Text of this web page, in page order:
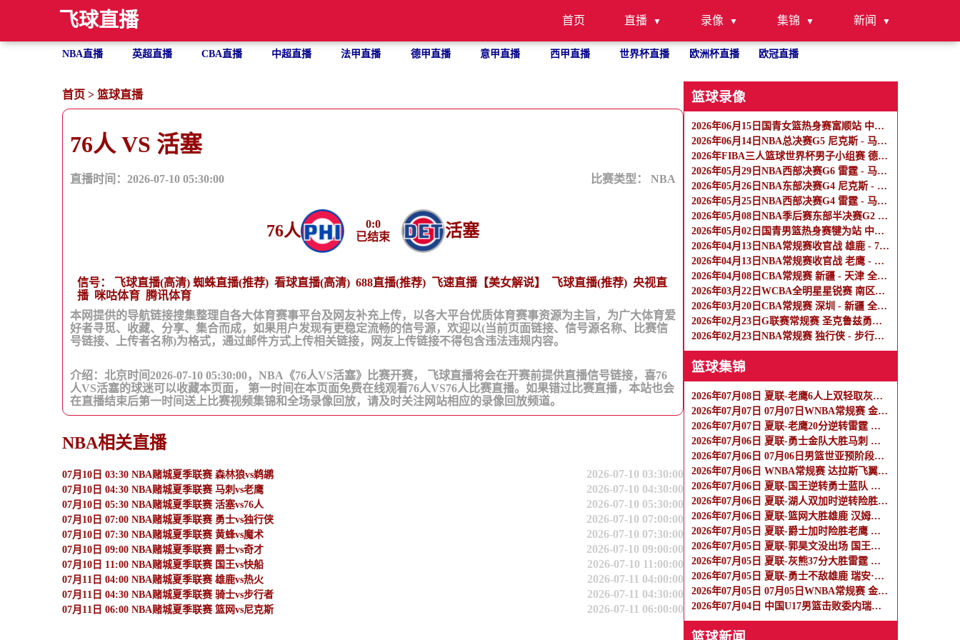
飞球直播 首页 直播 录像 集锦 新闻
NBA直播 英超直播 CBA直播 中超直播 法甲直播 德甲直播 意甲直播 西甲直播 世界杯直播 欧洲杯直播 欧冠直播
首页 > 篮球直播
76人 VS 活塞
直播时间：2026-07-10 05:30:00 比赛类型： NBA
76人 0:0
已结束
活塞
信号： 飞球直播(高清) 蜘蛛直播(推荐) 看球直播(高清) 688直播(推荐) 飞速直播【美女解说】 飞球直播(推荐) 央视直
播 咪咕体育 腾讯体育
本网提供的导航链接搜集整理自各大体育赛事平台及网友补充上传，以各大平台优质体育赛事资源为主旨，为广大体育爱
好者寻觅、收藏、分享、集合而成，如果用户发现有更稳定流畅的信号源，欢迎以(当前页面链接、信号源名称、比赛信
号链接、上传者名称)为格式，通过邮件方式上传相关链接，网友上传链接不得包含违法违规内容。
介绍：北京时间2026-07-10 05:30:00，NBA《76人VS活塞》比赛开赛， 飞球直播将会在开赛前提供直播信号链接，喜76
人VS活塞的球迷可以收藏本页面， 第一时间在本页面免费在线观看76人VS76人比赛直播。如果错过比赛直播，本站也会
在直播结束后第一时间送上比赛视频集锦和全场录像回放，请及时关注网站相应的录像回放频道。
NBA相关直播
07月10日 03:30 NBA赌城夏季联赛 森林狼vs鹈鹕 2026-07-10 03:30:00
07月10日 04:30 NBA赌城夏季联赛 马刺vs老鹰 2026-07-10 04:30:00
07月10日 05:30 NBA赌城夏季联赛 活塞vs76人 2026-07-10 05:30:00
07月10日 07:00 NBA赌城夏季联赛 勇士vs独行侠 2026-07-10 07:00:00
07月10日 07:30 NBA赌城夏季联赛 黄蜂vs魔术 2026-07-10 07:30:00
07月10日 09:00 NBA赌城夏季联赛 爵士vs奇才 2026-07-10 09:00:00
07月10日 11:00 NBA赌城夏季联赛 国王vs快船 2026-07-10 11:00:00
07月11日 04:00 NBA赌城夏季联赛 雄鹿vs热火 2026-07-11 04:00:00
07月11日 04:30 NBA赌城夏季联赛 骑士vs步行者 2026-07-11 04:30:00
07月11日 06:00 NBA赌城夏季联赛 篮网vs尼克斯 2026-07-11 06:00:00
篮球录像
2026年06月15日国青女篮热身赛富顺站 中国U17女篮 - 伏伊伏丁那女篮 全场录像
2026年06月14日NBA总决赛G5 尼克斯 - 马刺 全场录像
2026年FIBA三人篮球世界杯男子小组赛 德国三人篮球队 - 中国三人篮球队 全场录像
2026年05月29日NBA西部决赛G6 雷霆 - 马刺 全场录像
2026年05月26日NBA东部决赛G4 尼克斯 - 骑士 全场录像
2026年05月25日NBA西部决赛G4 雷霆 - 马刺 全场录像
2026年05月08日NBA季后赛东部半决赛G2 骑士 - 活塞 全场录像
2026年05月02日国青男篮热身赛犍为站 中国U17男篮 - 阿尔法学院 全场录像
2026年04月13日NBA常规赛收官战 雄鹿 - 76人 全场录像
2026年04月13日NBA常规赛收官战 老鹰 - 热火 全场录像
2026年04月08日CBA常规赛 新疆 - 天津 全场录像
2026年03月22日WCBA全明星星锐赛 南区星锐队 - 北区星锐队 全场录像
2026年03月20日CBA常规赛 深圳 - 新疆 全场录像
2026年02月23日G联赛常规赛 圣克鲁兹勇士 - 混音 全场录像
2026年02月23日NBA常规赛 独行侠 - 步行者 全场录像
篮球集锦
2026年07月08日 夏联-老鹰6人上双轻取灰熊 希格斯22+5 探花布泽尔缺战
2026年07月07日 07月07日WNBA常规赛 金州女武神62-49华盛顿神秘人 全场集锦
2026年07月07日 夏联-老鹰20分逆转雷霆 埃加福19+15 马拉9中3&4帽5失误
2026年07月06日 夏联-勇士金队大胜马刺 伦德博格11分8板2帽 李贤重11分
2026年07月06日 07月06日男篮世亚预阶段一 约旦男篮106-67伊拉克男篮 全场集锦
2026年07月06日 WNBA常规赛 达拉斯飞翼 89 - 76 多伦多节奏 全场集锦
2026年07月06日 夏联-国王逆转勇士蓝队 郭昊文首秀9分钟4分3助 夏普18分
2026年07月06日 夏联-湖人双加时逆转险胜热火 卡尔26+8 沃特森补篮绝杀
2026年07月06日 夏联-篮网大胜雄鹿 汉姆里奇斯15+7 波士顿14分
2026年07月05日 夏联-爵士加时险胜老鹰 榜眼彼得森28分 8号秀弗莱明斯16中4
2026年07月05日 夏联-郭昊文没出场 国王险胜篮网 阿卡夫29投25分
2026年07月05日 夏联-灰熊37分大胜雷霆 布泽尔15+4+4 12号秀马拉10分4助2帽
2026年07月05日 夏联-勇士不敌雄鹿 瑞安·内姆哈德15分 波士顿17分
2026年07月05日 07月05日WNBA常规赛 金州女武神88-83亚特兰大梦想 全场集锦
2026年07月04日 中国U17男篮击败委内瑞拉U17男篮 张懿赵杰15+7+5 陈昱休18+7
篮球新闻